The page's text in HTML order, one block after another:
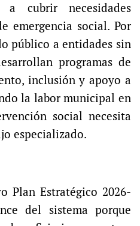
a cubrir necesidades
emergencia social. Por
público a entidades sin
programas de
inclusión y apoyo a
la labor municipal en
social necesita
especializado.
Plan Estratégico 2026-
del sistema porque